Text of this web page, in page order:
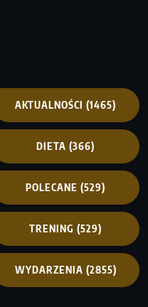
AKTUALNOŚCI (1465)
DIETA (366)
POLECANE (529)
TRENING (529)
WYDARZENIA (2855)